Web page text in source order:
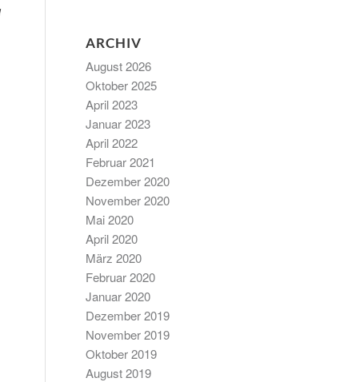
ARCHIV
August 2026
Oktober 2025
April 2023
Januar 2023
April 2022
Februar 2021
Dezember 2020
November 2020
Mai 2020
April 2020
März 2020
Februar 2020
Januar 2020
Dezember 2019
November 2019
Oktober 2019
August 2019